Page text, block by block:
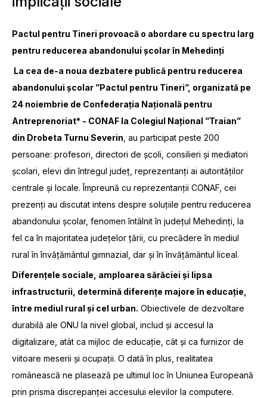
Pactul pentru Tineri provoacă o abordare cu spectru larg
pentru reducerea abandonului școlar în Mehedinți
La cea de-a noua dezbatere publică pentru reducerea
abandonului școlar ”Pactul pentru Tineri”, organizată pe
24 noiembrie de Confederația Națională pentru
Antreprenoriat* - CONAF la Colegiul Național ”Traian”
din Drobeta Turnu Severin, au participat peste 200
persoane: profesori, directori de școli, consilieri și mediatori
școlari, elevi din întregul județ, reprezentanți ai autorităților
centrale și locale. Împreună cu reprezentanții CONAF, cei
prezenți au discutat intens despre soluțiile pentru reducerea
abandonului școlar, fenomen întâlnit în județul Mehedinți, la
fel ca în majoritatea județelor țării, cu precădere în mediul
rural în învățământul gimnazial, dar și în învățământul liceal.
Diferențele sociale, amploarea sărăciei și lipsa
infrastructurii, determină diferențe majore în educație,
între mediul rural și cel urban. Obiectivele de dezvoltare
durabilă ale ONU la nivel global, includ și accesul la
digitalizare, atât ca mijloc de educație, cât și ca furnizor de
viitoare meserii și ocupații. O dată în plus, realitatea
românească ne plasează pe ultimul loc în Uniunea Europeană
prin prisma discrepanței accesului elevilor la computere.